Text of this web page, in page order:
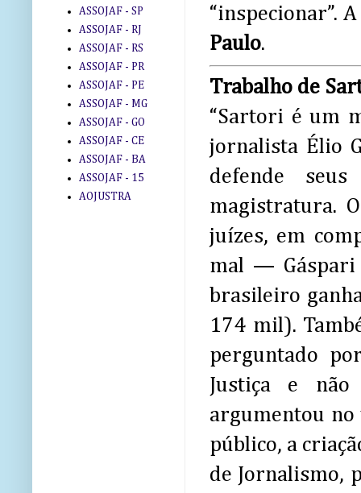
“inspecionar”.
Paulo.
Trabalho de
“Sartori é um
jornalista Élio
defende
magistratura.
juízes, em
mal — Gáspari
brasileiro
174 mil).
perguntado
Justiça e não
argumentou
público, a
de Jornalismo,
ASSOJAF - SP
ASSOJAF - RJ
ASSOJAF - RS
ASSOJAF - PR
ASSOJAF - PE
ASSOJAF - MG
ASSOJAF - GO
ASSOJAF - CE
ASSOJAF - BA
ASSOJAF - 15
AOJUSTRA